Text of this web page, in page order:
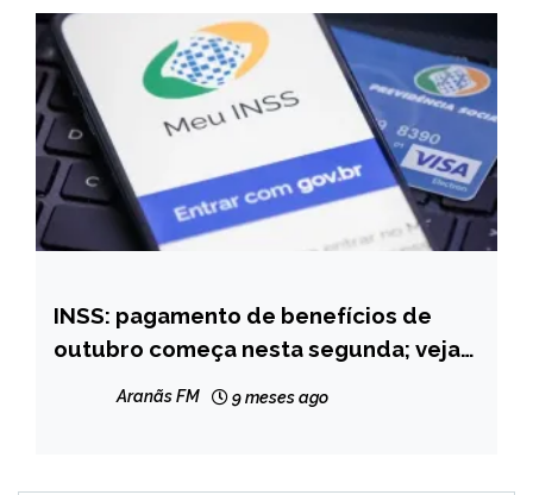
BRASIL
NOTÍCIAS
INSS: pagamento de benefícios de
outubro começa nesta segunda; veja
Aranãs FM 9 meses ago